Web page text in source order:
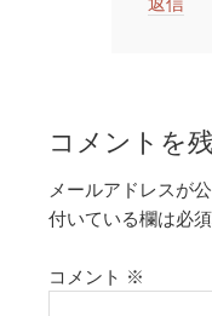
コメントを
メールアドレスが
付いている欄は必
コメント ※